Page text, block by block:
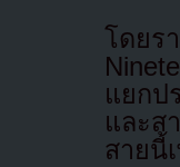
โดย
แยกป
และส
สายนี้